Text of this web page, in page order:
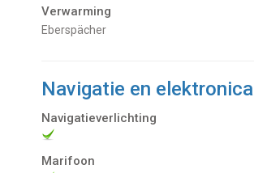
Verwarming
Eberspächer
Navigatie en elektronica
Navigatieverlichting
Marifoon